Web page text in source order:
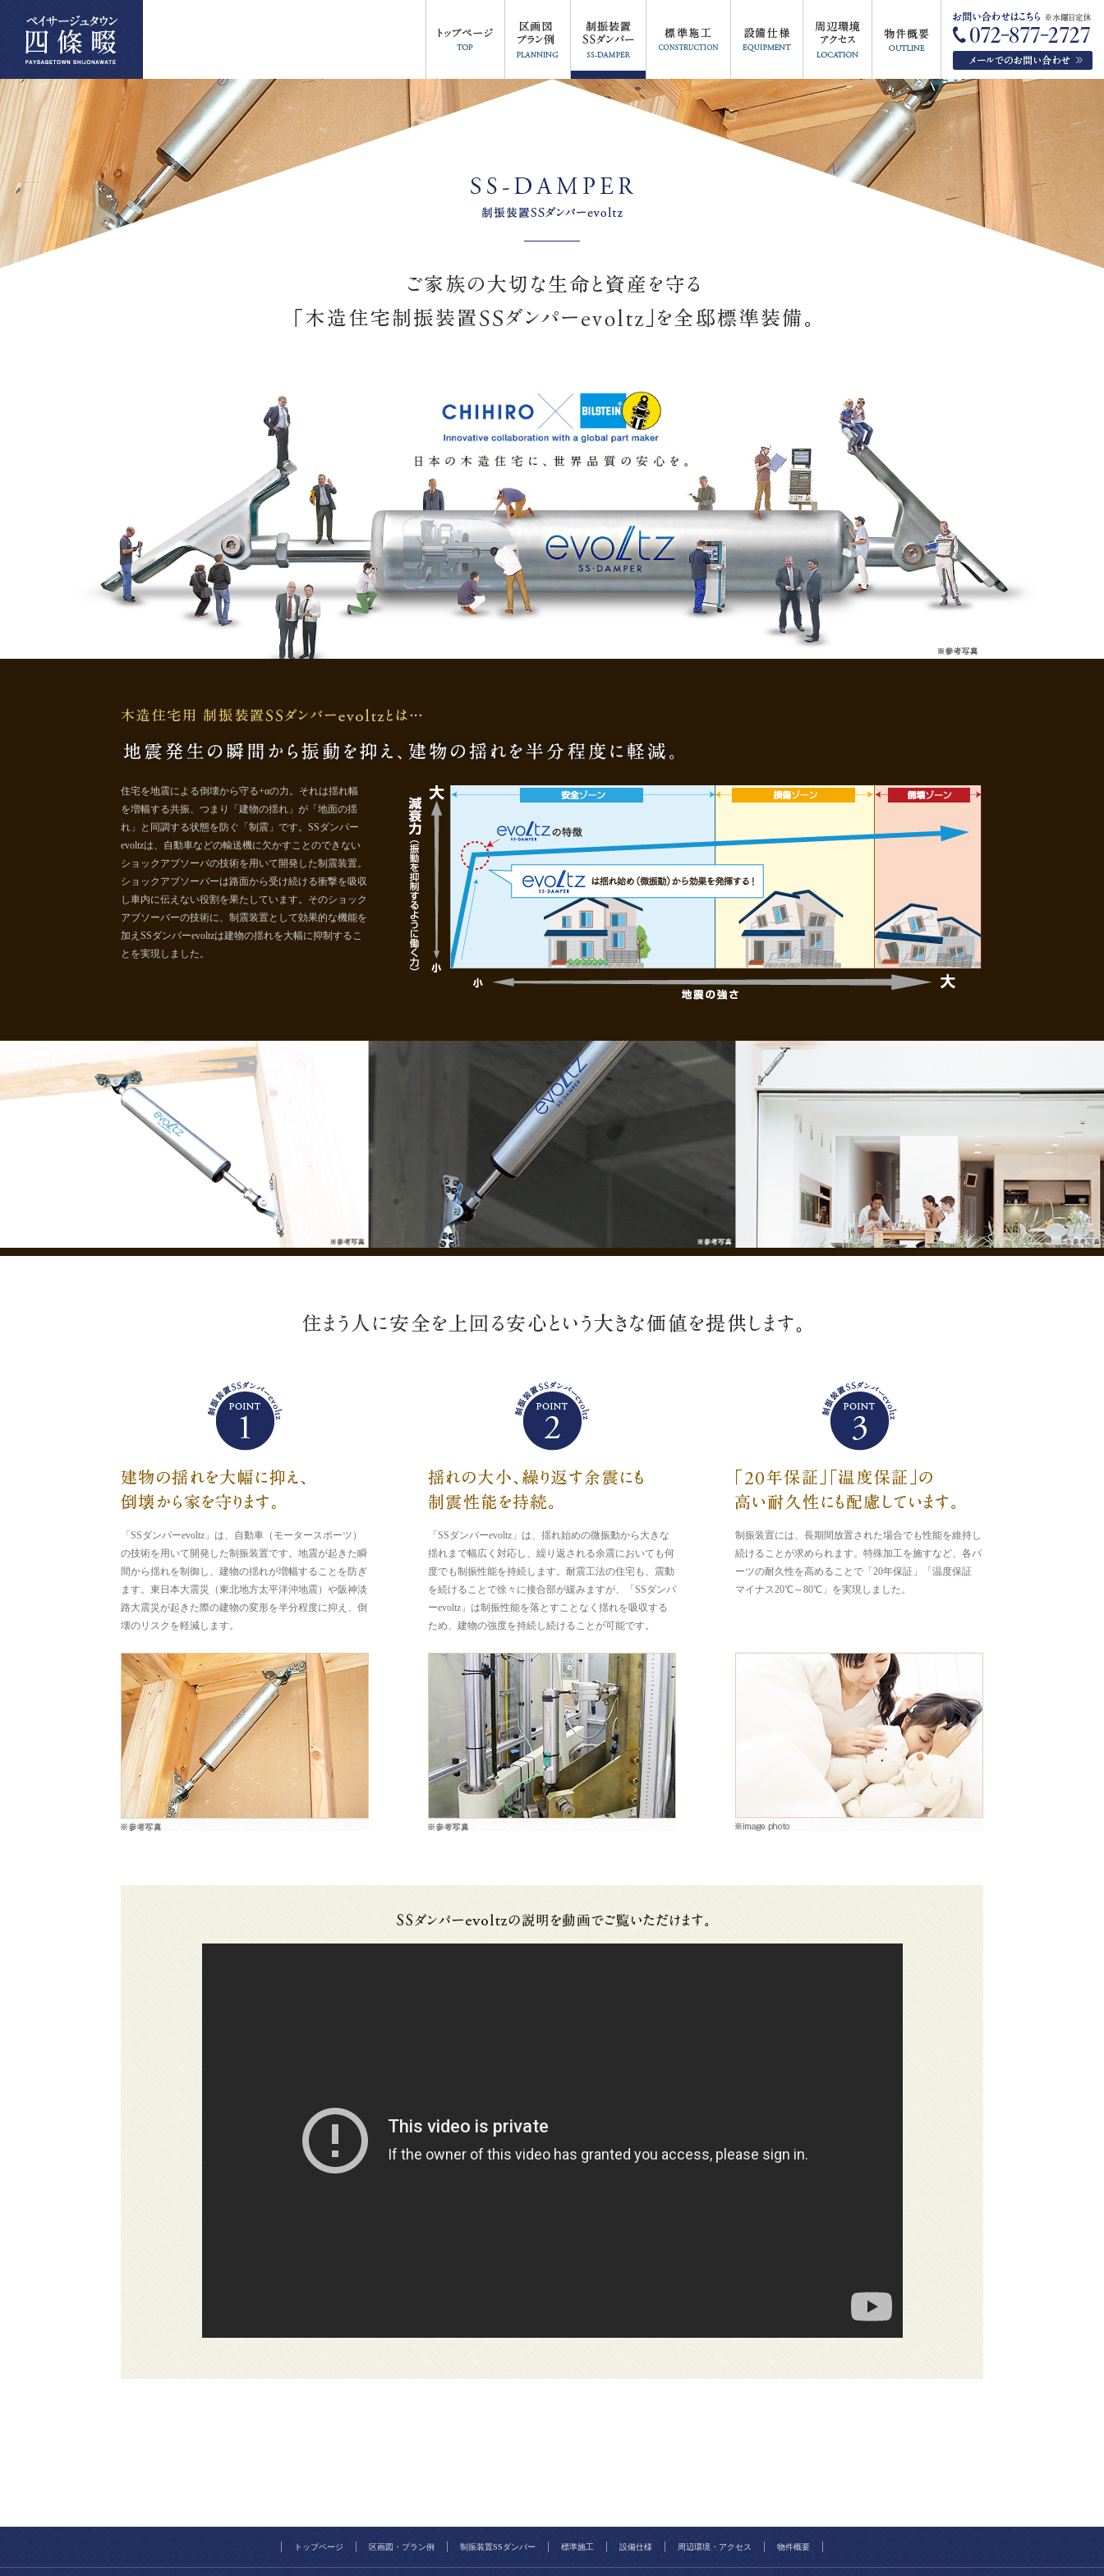
住宅を地震による倒壊から守る+αの力。それは揺れ幅
を増幅する共振、つまり「建物の揺れ」が「地面の揺
れ」と同調する状態を防ぐ「制震」です。SSダンパー
evoltzは、自動車などの輸送機に欠かすことのできない
ショックアブソーバの技術を用いて開発した制震装置。
ショックアブソーバーは路面から受け続ける衝撃を吸収
し車内に伝えない役割を果たしています。そのショック
アブソーバーの技術に、制震装置として効果的な機能を
加えSSダンパーevoltzは建物の揺れを大幅に抑制するこ
とを実現しました。
「SSダンパーevoltz」は、自動車（モータースポーツ）
の技術を用いて開発した制振装置です。地震が起きた瞬
間から揺れを制御し、建物の揺れが増幅することを防ぎ
ます。東日本大震災（東北地方太平洋沖地震）や阪神淡
路大震災が起きた際の建物の変形を半分程度に抑え、倒
壊のリスクを軽減します。
「SSダンパーevoltz」は、揺れ始めの微振動から大きな
揺れまで幅広く対応し、繰り返される余震においても何
度でも制振性能を持続します。耐震工法の住宅も、震動
を続けることで徐々に接合部が緩みますが、「SSダンパ
ーevoltz」は制振性能を落とすことなく揺れを吸収する
ため、建物の強度を持続し続けることが可能です。
制振装置には、長期間放置された場合でも性能を維持し
続けることが求められます。特殊加工を施すなど、各パ
ーツの耐久性を高めることで「20年保証」「温度保証
マイナス20℃～80℃」を実現しました。
トップページ 区画図・プラン例 制振装置SSダンパー 標準施工 設備仕様 周辺環境・アクセス 物件概要